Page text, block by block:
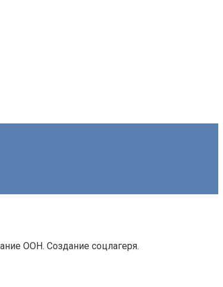
ООН. Создание соцлагеря.